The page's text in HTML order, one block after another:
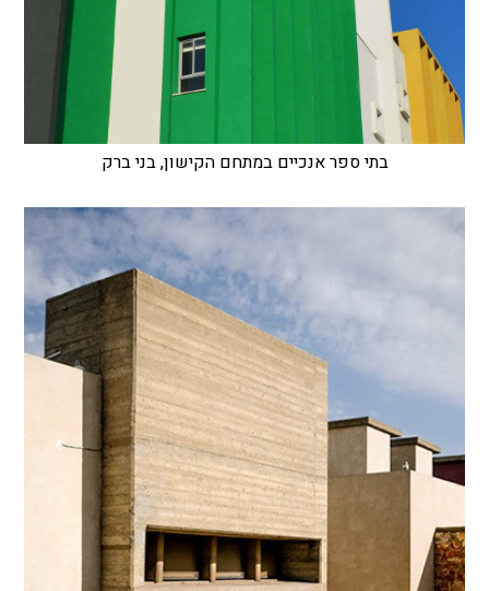
בתי ספר אנכיים במתחם הקישון, בני ברק